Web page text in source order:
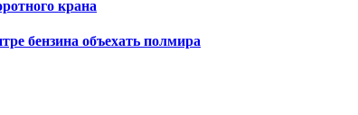
крана
бензина объехать полмира